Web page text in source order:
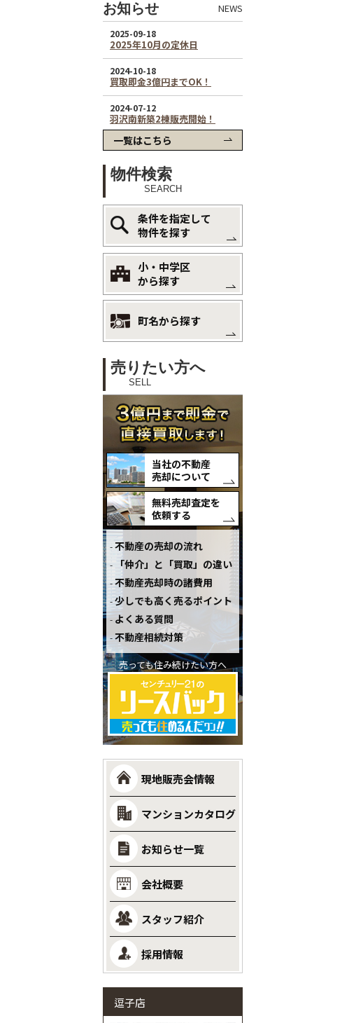
お知らせ NEWS
一覧はこちら
物件検索
SEARCH
条件を指定して
物件を探す
小・中学区
から探す
町名から探す
売りたい方へ
SELL
当社の不動産
売却について
無料売却査定を
依頼する
不動産の売却の流れ
「仲介」と「買取」の違い
不動産売却時の諸費用
少しでも高く売るポイント
よくある質問
不動産相続対策
売っても住み続けたい方へ
現地販売会情報
マンションカタログ
お知らせ一覧
会社概要
スタッフ紹介
採用情報
逗子店